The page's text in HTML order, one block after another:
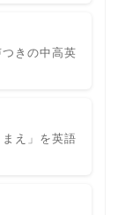
きの中高英
え」を英語